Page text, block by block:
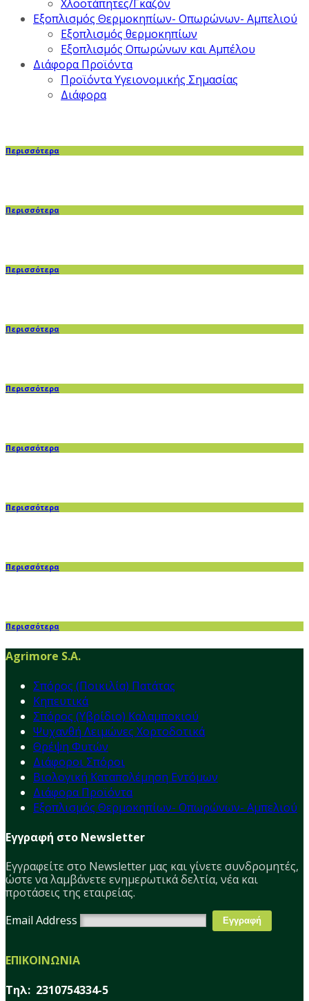
Χλοοτάπητες/Γκαζόν
Εξοπλισμός Θερμοκηπίων- Οπωρώνων- Αμπελιού
Εξοπλισμός θερμοκηπίων
Εξοπλισμός Οπωρώνων και Αμπέλου
Διάφορα Προϊόντα
Προϊόντα Υγειονομικής Σημασίας
Διάφορα
Περισσότερα
Περισσότερα
Περισσότερα
Περισσότερα
Περισσότερα
Περισσότερα
Περισσότερα
Περισσότερα
Περισσότερα
Agrimore S.A.
Σπόρος (Ποικιλία) Πατάτας
Κηπευτικά
Σπόρος (Υβρίδιο) Καλαμποκιού
Ψυχανθή Λειμώνες Χορτοδοτικά
Θρέψη Φυτών
Διάφοροι Σπόροι
Βιολογική Καταπολέμηση Εντόμων
Διάφορα Προϊόντα
Εξοπλισμός Θερμοκηπίων- Οπωρώνων- Αμπελιού
Εγγραφή στο Newsletter
Εγγραφείτε στο Νewsletter μας και γίνετε συνδρομητές,
ώστε να λαμβάνετε ενημερωτικά δελτία, νέα και
προτάσεις της εταιρείας.
Email Address
ΕΠΙΚΟΙΝΩΝΙΑ
Τηλ: 2310754334-5